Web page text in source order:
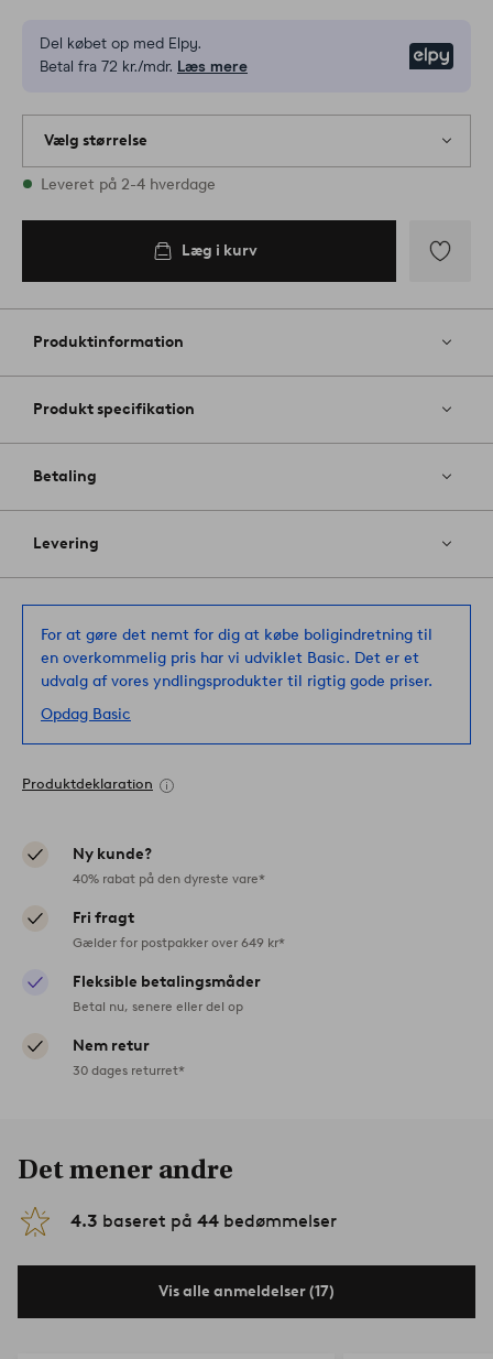
Del købet op med Elpy.
Betal fra 72 kr./mdr. Læs mere
Vælg størrelse
Alle størrelser er på lager
Leveret på 2-4 hverdage
Læg i kurv
til
Produktinformation
Produkt specifikation
Betaling
Levering
For at gøre det nemt for dig at købe boligindretning til
en overkommelig pris har vi udviklet Basic. Det er et
udvalg af vores yndlingsprodukter til rigtig gode priser.
Opdag Basic
Produktdeklaration
Ny kunde?
40% rabat på den dyreste vare*
Fri fragt
Gælder for postpakker over 649 kr*
Fleksible betalingsmåder
Betal nu, senere eller del op
Nem retur
30 dages returret*
Det mener andre
4.3 baseret på 44 bedømmelser
Vis alle anmeldelser (17)